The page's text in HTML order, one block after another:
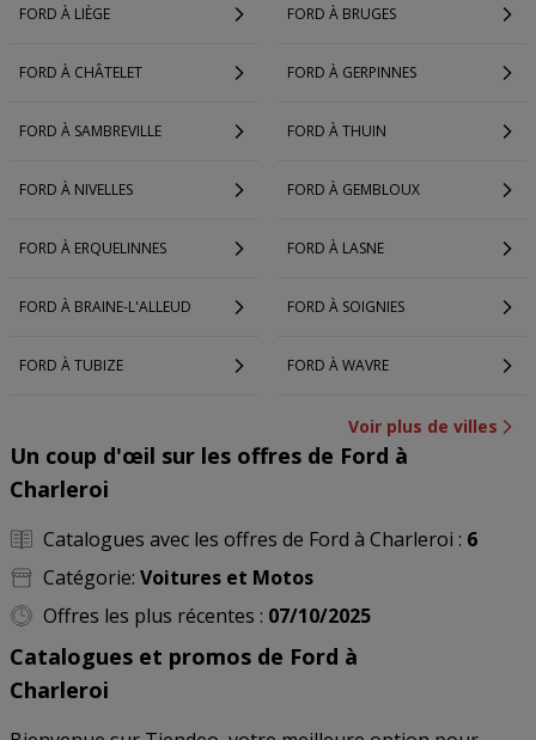
FORD À LIÈGE FORD À BRUGES
FORD À CHÂTELET FORD À GERPINNES
FORD À SAMBREVILLE FORD À THUIN
FORD À NIVELLES FORD À GEMBLOUX
FORD À ERQUELINNES FORD À LASNE
FORD À BRAINE-L'ALLEUD FORD À SOIGNIES
FORD À TUBIZE FORD À WAVRE
Voir plus de villes
Un coup d'œil sur les offres de Ford à
Charleroi
Catalogues avec les offres de Ford à Charleroi : 6
Catégorie: Voitures et Motos
Offres les plus récentes : 07/10/2025
Catalogues et promos de Ford à
Charleroi